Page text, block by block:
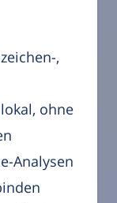
,
ohne
Analysen